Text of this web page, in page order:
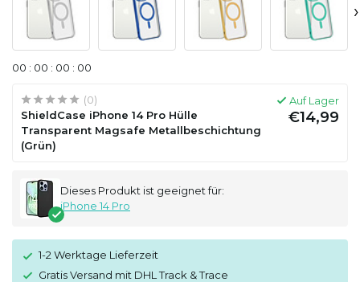
›
00 : 00 : 00 : 00
(0)
ShieldCase iPhone 14 Pro Hülle
Transparent Magsafe Metallbeschichtung
(Grün)
Auf Lager
€14,99
Dieses Produkt ist geeignet für:
iPhone 14 Pro
1-2 Werktage Lieferzeit
Gratis Versand mit DHL Track & Trace